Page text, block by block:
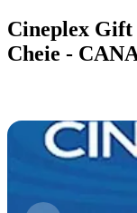
Cineplex Gift
Cheie -